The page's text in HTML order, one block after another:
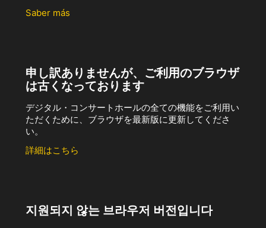
Saber más
申し訳ありませんが、ご利用のブラウザ
は古くなっております
デジタル・コンサートホールの全ての機能をご利用い
ただくために、ブラウザを最新版に更新してくださ
い。
詳細はこちら
지원되지 않는 브라우저 버전입니다